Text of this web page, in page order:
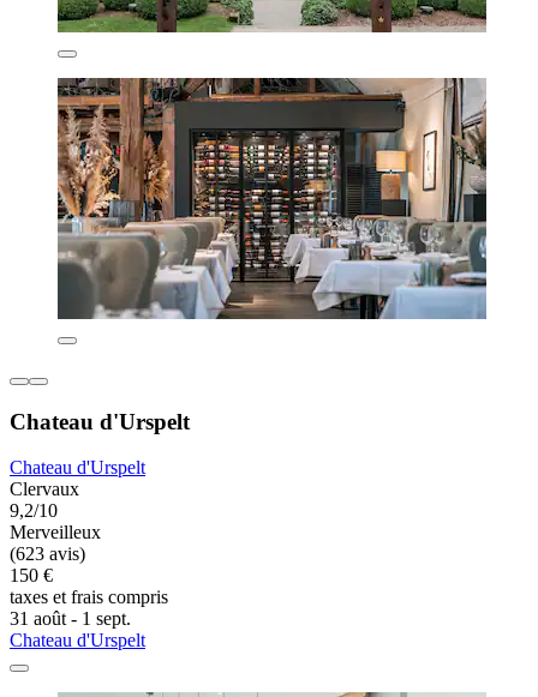
Chateau d'Urspelt
Chateau d'Urspelt
Clervaux
9,2/10
Merveilleux
(623 avis)
150 €
taxes et frais compris
31 août - 1 sept.
Chateau d'Urspelt